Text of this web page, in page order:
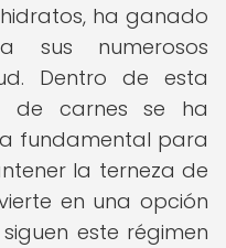
ha ganado
sus numerosos
Dentro de esta
de carnes se ha
fundamental para
la terneza de
en una opción
este régimen